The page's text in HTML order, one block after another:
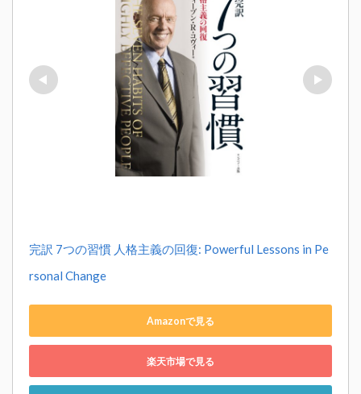
完訳 7つの習慣 人格主義の回復: Powerful Lessons in Pe
rsonal Change
Amazonで見る
楽天市場で見る